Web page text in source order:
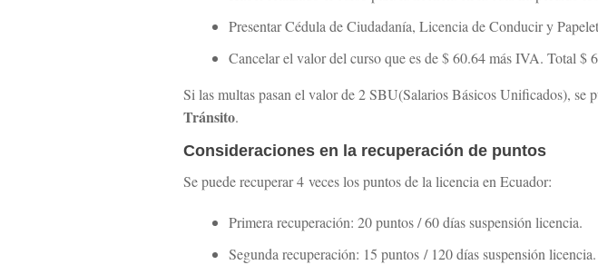
Presentar Cédula de Ciudadanía, Licencia de Conducir y
Cancelar el valor del curso que es de $ 60.64 más IVA. Total $
Si las multas pasan el valor de 2 SBU(Salarios Básicos Unificados), se
Tránsito.
Consideraciones en la recuperación de puntos
Se puede recuperar 4 veces los puntos de la licencia en Ecuador:
Primera recuperación: 20 puntos / 60 días suspensión licencia.
Segunda recuperación: 15 puntos / 120 días suspensión licencia.